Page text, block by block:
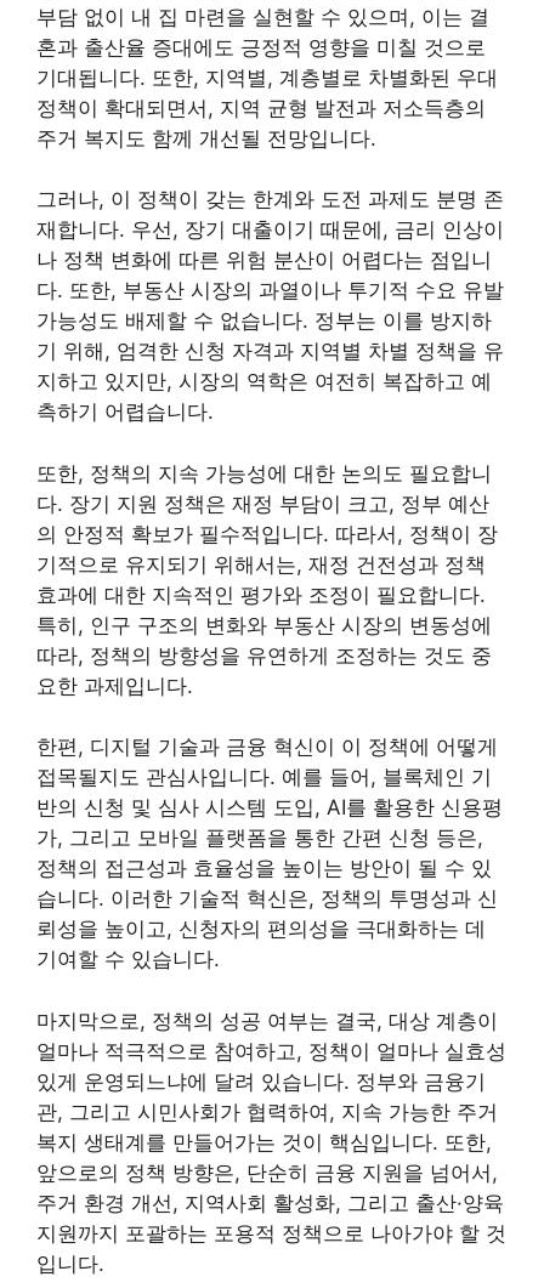
부담 없이 내 집 마련을 실현할 수 있으며, 이는 결
혼과 출산율 증대에도 긍정적 영향을 미칠 것으로
기대됩니다. 또한, 지역별, 계층별로 차별화된 우대
정책이 확대되면서, 지역 균형 발전과 저소득층의
주거 복지도 함께 개선될 전망입니다.
그러나, 이 정책이 갖는 한계와 도전 과제도 분명 존
재합니다. 우선, 장기 대출이기 때문에, 금리 인상이
나 정책 변화에 따른 위험 분산이 어렵다는 점입니
다. 또한, 부동산 시장의 과열이나 투기적 수요 유발
가능성도 배제할 수 없습니다. 정부는 이를 방지하
기 위해, 엄격한 신청 자격과 지역별 차별 정책을 유
지하고 있지만, 시장의 역학은 여전히 복잡하고 예
측하기 어렵습니다.
또한, 정책의 지속 가능성에 대한 논의도 필요합니
다. 장기 지원 정책은 재정 부담이 크고, 정부 예산
의 안정적 확보가 필수적입니다. 따라서, 정책이 장
기적으로 유지되기 위해서는, 재정 건전성과 정책
효과에 대한 지속적인 평가와 조정이 필요합니다.
특히, 인구 구조의 변화와 부동산 시장의 변동성에
따라, 정책의 방향성을 유연하게 조정하는 것도 중
요한 과제입니다.
한편, 디지털 기술과 금융 혁신이 이 정책에 어떻게
접목될지도 관심사입니다. 예를 들어, 블록체인 기
반의 신청 및 심사 시스템 도입, AI를 활용한 신용평
가, 그리고 모바일 플랫폼을 통한 간편 신청 등은,
정책의 접근성과 효율성을 높이는 방안이 될 수 있
습니다. 이러한 기술적 혁신은, 정책의 투명성과 신
뢰성을 높이고, 신청자의 편의성을 극대화하는 데
기여할 수 있습니다.
마지막으로, 정책의 성공 여부는 결국, 대상 계층이
얼마나 적극적으로 참여하고, 정책이 얼마나 실효성
있게 운영되느냐에 달려 있습니다. 정부와 금융기
관, 그리고 시민사회가 협력하여, 지속 가능한 주거
복지 생태계를 만들어가는 것이 핵심입니다. 또한,
앞으로의 정책 방향은, 단순히 금융 지원을 넘어서,
주거 환경 개선, 지역사회 활성화, 그리고 출산·양육
지원까지 포괄하는 포용적 정책으로 나아가야 할 것
입니다.